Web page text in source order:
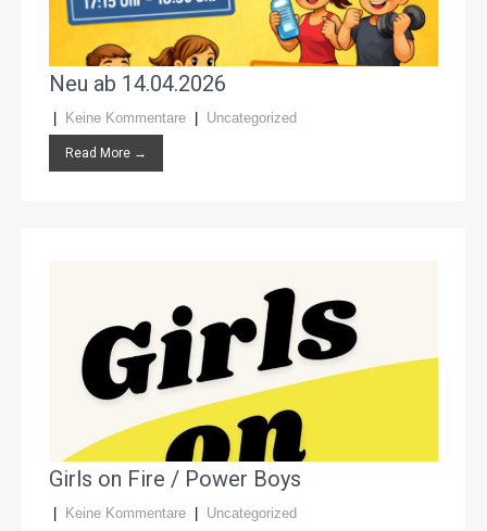
Neu ab 14.04.2026
Keine Kommentare Uncategorized
Read More →
Girls on Fire / Power Boys
Keine Kommentare
Uncategorized